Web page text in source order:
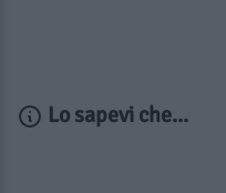
Lo sapevi che...